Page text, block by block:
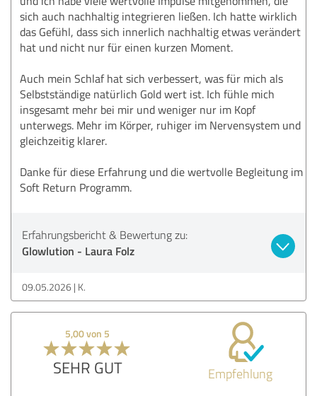
sich auch nachhaltig integrieren ließen. Ich hatte wirklich
das Gefühl, dass sich innerlich nachhaltig etwas verändert
hat und nicht nur für einen kurzen Moment.
Auch mein Schlaf hat sich verbessert, was für mich als
Selbstständige natürlich Gold wert ist. Ich fühle mich
insgesamt mehr bei mir und weniger nur im Kopf
unterwegs. Mehr im Körper, ruhiger im Nervensystem und
gleichzeitig klarer.
Danke für diese Erfahrung und die wertvolle Begleitung im
Soft Return Programm.
Erfahrungsbericht & Bewertung zu:
Glowlution - Laura Folz
09.05.2026 K.
5,00 von 5
SEHR GUT Empfehlung